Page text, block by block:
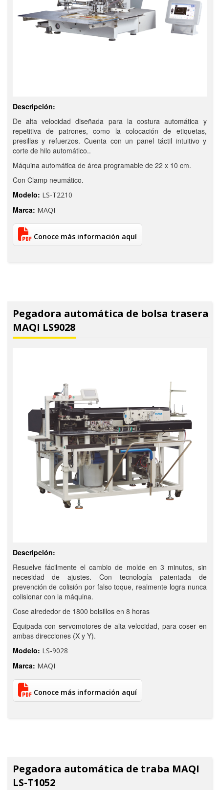
Descripción:
De alta velocidad diseñada para la costura automática y
repetitiva de patrones, como la colocación de etiquetas,
presillas y refuerzos. Cuenta con un panel táctil intuitivo y
corte de hilo automático..
Máquina automática de área programable de 22 x 10 cm.
Con Clamp neumático.
Modelo: LS-T2210
Marca: MAQI
Conoce más información aquí
Pegadora automática de bolsa trasera
MAQI LS9028
Descripción:
Resuelve fácilmente el cambio de molde en 3 minutos, sin
necesidad de ajustes. Con tecnología patentada de
prevención de colisión por falso toque, realmente logra nunca
colisionar con la máquina.
Cose alrededor de 1800 bolsillos en 8 horas
Equipada con servomotores de alta velocidad, para coser en
ambas direcciones (X y Y).
Modelo: LS-9028
Marca: MAQI
Conoce más información aquí
Pegadora automática de traba MAQI
LS-T1052